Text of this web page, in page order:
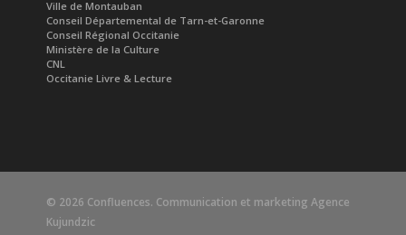
Ville de Montauban
Conseil Départemental de Tarn-et-Garonne
Conseil Régional Occitanie
Ministère de la Culture
CNL
Occitanie Livre & Lecture
© 2026 Confluences. Communication et marketing Agence
Kujundzic